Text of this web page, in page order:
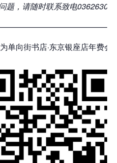
题，请随时联系致电
为单向街书店·东京银座店年费会